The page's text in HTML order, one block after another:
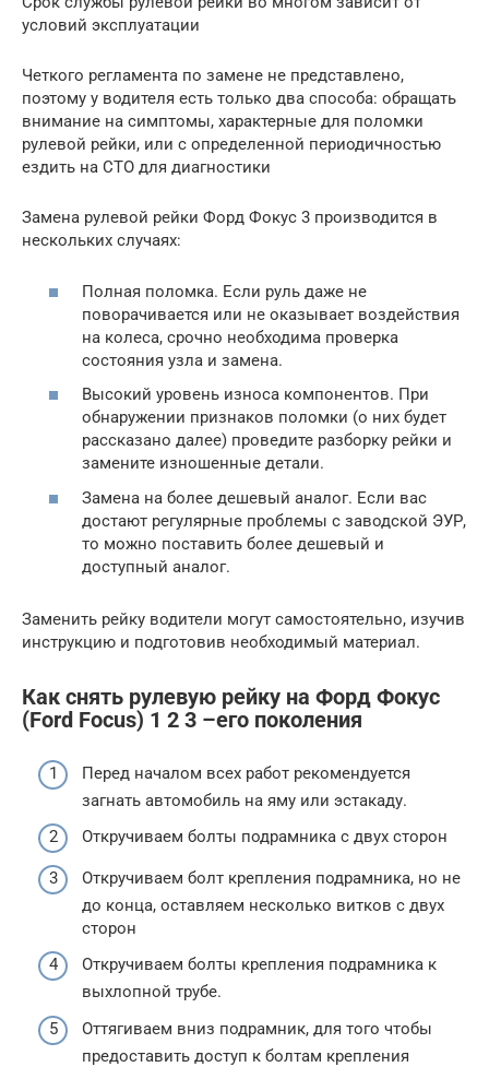
условий эксплуатации
Четкого регламента по замене не представлено,
поэтому у водителя есть только два способа: обращать
внимание на симптомы, характерные для поломки
рулевой рейки, или с определенной периодичностью
ездить на СТО для диагностики
Замена рулевой рейки Форд Фокус 3 производится в
нескольких случаях:
Полная поломка. Если руль даже не
поворачивается или не оказывает воздействия
на колеса, срочно необходима проверка
состояния узла и замена.
Высокий уровень износа компонентов. При
обнаружении признаков поломки (о них будет
рассказано далее) проведите разборку рейки и
замените изношенные детали.
Замена на более дешевый аналог. Если вас
достают регулярные проблемы с заводской ЭУР,
то можно поставить более дешевый и
доступный аналог.
Заменить рейку водители могут самостоятельно, изучив
инструкцию и подготовив необходимый материал.
Как снять рулевую рейку на Форд Фокус
(Ford Focus) 1 2 3 –его поколения
Перед началом всех работ рекомендуется
загнать автомобиль на яму или эстакаду.
Откручиваем болты подрамника с двух сторон
Откручиваем болт крепления подрамника, но не
до конца, оставляем несколько витков с двух
сторон
Откручиваем болты крепления подрамника к
выхлопной трубе.
Оттягиваем вниз подрамник, для того чтобы
предоставить доступ к болтам крепления